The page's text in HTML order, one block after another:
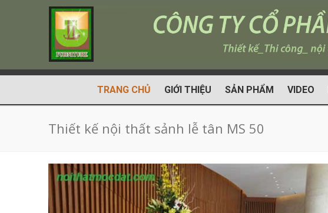
TRANG CHỦ GIỚI THIỆU SẢN PHẨM VIDEO
Thiết kế nội thất sảnh lễ tân MS 50